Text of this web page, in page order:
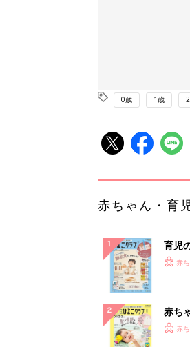
0歳 1歳
赤ちゃん・育
育児
『ひ
赤
赤ち
ての
赤